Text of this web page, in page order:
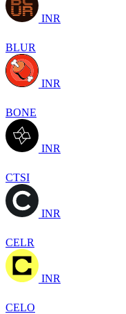
INR
BLUR
INR
BONE
INR
CTSI
INR
CELR
INR
CELO